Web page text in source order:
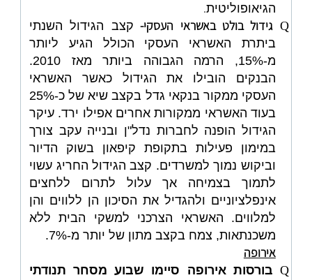
הגיאופוליטית.
Q גידול בולט באשראי העסקי- קצב הגידול השנתי
ביתרת האשראי העסקי הכולל הגיע ליותר
מ-15%, הרמה הגבוהה ביותר מאז 2010.
הבנקים הובילו את הגידול כאשר האשראי
העסקי ממקור בנקאי גדל בקצב שיא של כ-25%
בעוד האשראי ממקורות אחרים אפילו ירד. עיקר
הגידול הופנה לחברות נדל"ן ובנייה עקב צורך
במימון פעילות בתקופת קיפאון בשוק הדיור
וביקוש נמוך למשרדים. קצב הגידול החריג עשוי
לתמוך בצמיחה אך עלול לתרום ללחצים
אינפלציוניים ולהגדיל את הסיכון הן ללווים והן
למלווים. האשראי הצרכני למשקי הבית ללא
משכנתאות, צמח בקצב מתון של יותר מ-7%.
אירופה
Q בורסות אירופה סיימו שבוע מסחר תנודתי